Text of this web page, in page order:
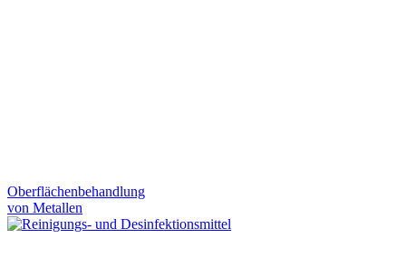
Oberflächenbehandlung
von Metallen